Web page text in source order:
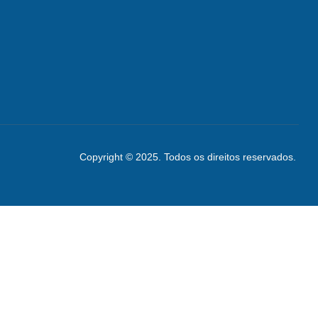
Copyright © 2025. Todos os direitos reservados.